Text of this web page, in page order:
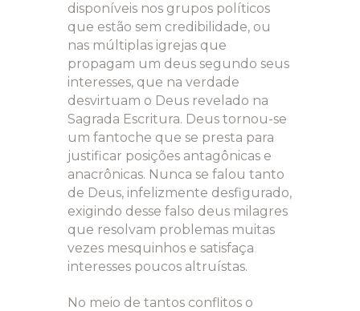
disponíveis nos grupos políticos
que estão sem credibilidade, ou
nas múltiplas igrejas que
propagam um deus segundo seus
interesses, que na verdade
desvirtuam o Deus revelado na
Sagrada Escritura. Deus tornou-se
um fantoche que se presta para
justificar posições antagônicas e
anacrônicas. Nunca se falou tanto
de Deus, infelizmente desfigurado,
exigindo desse falso deus milagres
que resolvam problemas muitas
vezes mesquinhos e satisfaça
interesses poucos altruístas.
No meio de tantos conflitos o